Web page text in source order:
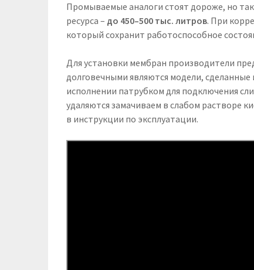
Промываемые аналоги стоят дороже, но
ресурса – до 450–500 тыс. литров. При
который сохранит работоспособное
Для установки мембран производители
долговечными являются модели,
исполнении патрубком для подключения
удаляются замачиваем в слабом растворе
в инструкции по эксплуатации.